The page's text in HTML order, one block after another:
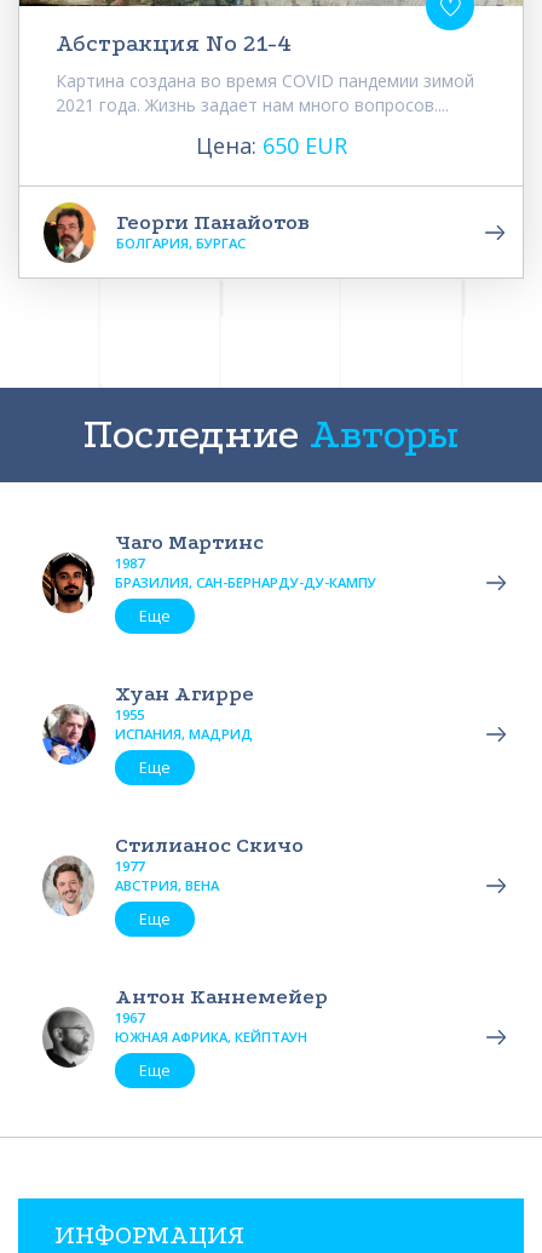
Абстракция No 21-4
Картина создана во время COVID пандемии зимой
2021 года. Жизнь задает нам много вопросов....
Цена: 650 EUR
Георги Панайотов
БОЛГАРИЯ, БУРГАС
Последние Авторы
Чаго Мартинс
1987
БРАЗИЛИЯ, САН-БЕРНАРДУ-ДУ-КАМПУ
Еще
Хуан Агирре
1955
ИСПАНИЯ, МАДРИД
Еще
Стилианос Скичо
1977
АВСТРИЯ, ВЕНА
Еще
Антон Каннемейер
1967
ЮЖНАЯ АФРИКА, КЕЙПТАУН
Еще
ИНФОРМАЦИЯ